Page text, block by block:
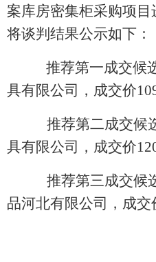
案库房密集柜采购项
将谈判结果公示如下：
推荐第一成交候
具有限公司，成交价
推荐第二成交候
具有限公司，成交价
推荐第三成交候
品河北有限公司，成交